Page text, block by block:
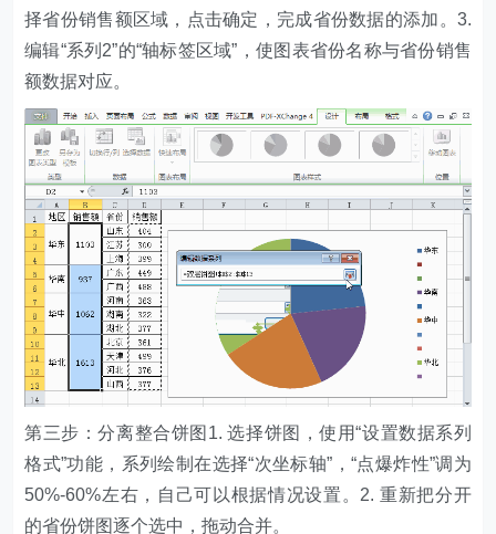
择省份销售额区域，点击确定，完成省份数据的添加。3.
编辑“系列2”的“轴标签区域”，使图表省份名称与省份销售
额数据对应。
第三步：分离整合饼图1. 选择饼图，使用“设置数据系列
格式”功能，系列绘制在选择“次坐标轴”，“点爆炸性”调为
50%-60%左右，自己可以根据情况设置。2. 重新把分开
的省份饼图逐个选中，拖动合并。